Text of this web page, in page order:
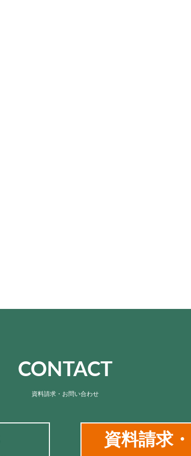
CONTACT
資料請求・お問い合わせ
資料請求